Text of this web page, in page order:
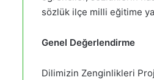
sözlük ilçe milli eğitime
Genel Değerlendirme
Dilimizin Zenginlikleri